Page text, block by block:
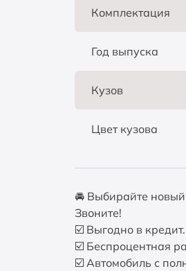
Комплектация
Год выпуска
Кузов
Цвет кузова
🚘 Выбирайте
Звоните!
☑️ Выгодно в
☑️ Беспроцентная
☑️ Автомобиль с